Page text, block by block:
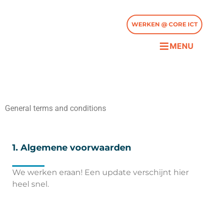
WERKEN @ CORE ICT
General terms and conditions
1. Algemene voorwaarden
We werken eraan! Een update verschijnt hier
heel snel.